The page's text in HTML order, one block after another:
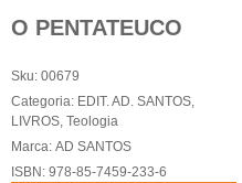
O PENTATEUCO
Sku: 00679
Categoria: EDIT. AD. SANTOS
LIVROS Teologia
Marca: AD SANTOS
ISBN: 978-85-7459-233-6